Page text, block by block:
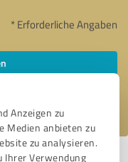
Anzeigen zu
Medien anbieten zu
zu analysieren.
Ihrer Verwendung
* Erforderliche Angaben